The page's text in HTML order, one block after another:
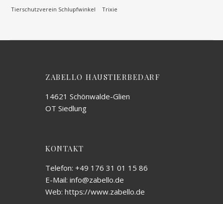
Tierschutzverein Schlupfwinkel Trixie
ZABELLO HAUSTIERBEDARF
14621 Schönwalde-Glien
OT Siedlung
KONTAKT
Telefon: +49 176 31 01 15 86
E-Mail: info@zabello.de
Web: https://www.zabello.de